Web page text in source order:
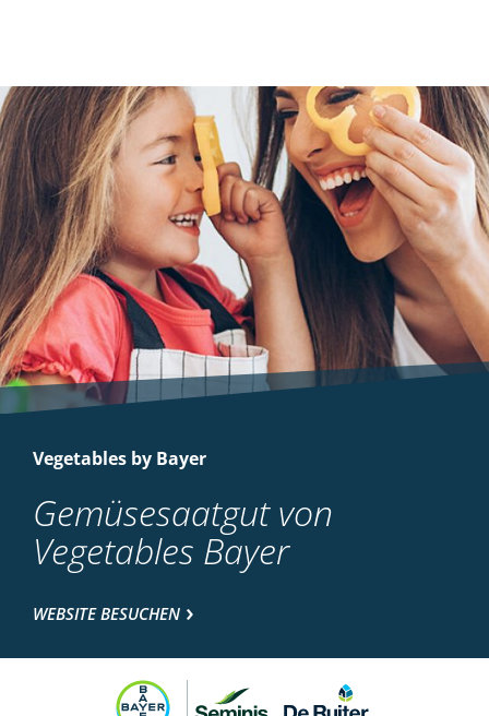
Vegetables by Bayer
Gemüsesaatgut von
Vegetables Bayer
WEBSITE BESUCHEN